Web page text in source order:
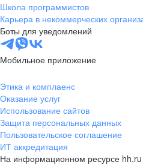
Школа программистов
Карьера в некоммерческих
Боты для уведомлений
Мобильное приложение
Этика и комплаенс
Оказание услуг
Использование сайтов
Защита персональных данных
Пользовательское соглашение
ИТ аккредитация
На информационном ресурсе hh.ru